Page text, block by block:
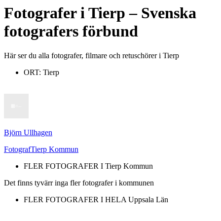
FotograferiTierp – Svenska
fotografers förbund
Här ser du alla fotografer, filmare och retuschörer i Tierp
ORT: Tierp
Björn Ullhagen
FotografTierp Kommun
FLER FOTOGRAFER I Tierp Kommun
Det finns tyvärr inga fler fotografer i kommunen
FLER FOTOGRAFER I HELA Uppsala Län